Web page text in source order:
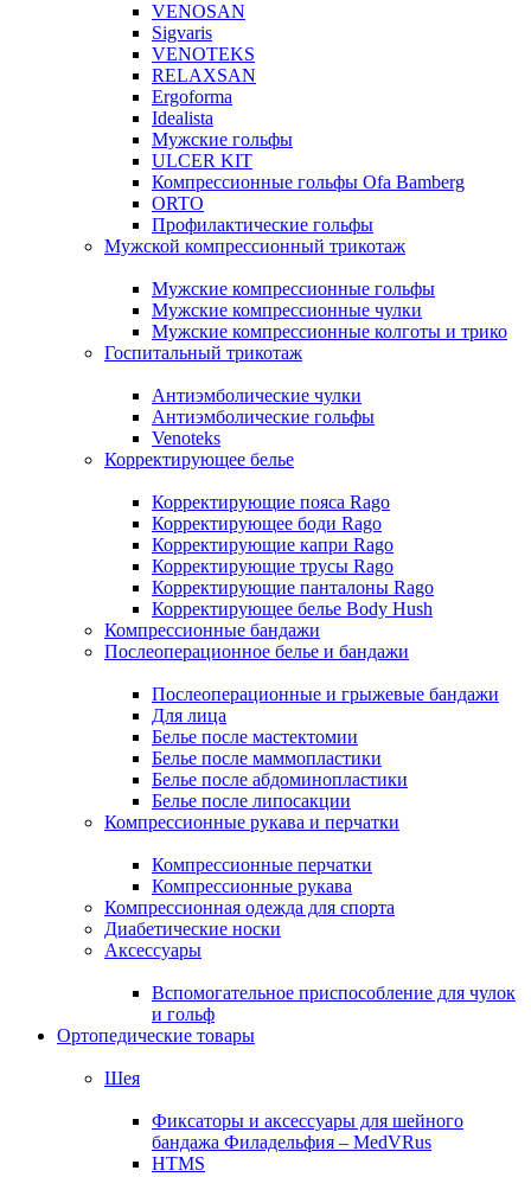
VENOSAN
Sigvaris
VENOTEKS
RELAXSAN
Ergoforma
Idealista
Мужские гольфы
ULCER KIT
Компрессионные гольфы Ofa Bamberg
ORTO
Профилактические гольфы
Мужской компрессионный трикотаж
Мужские компрессионные гольфы
Мужские компрессионные чулки
Мужские компрессионные колготы и трико
Госпитальный трикотаж
Антиэмболические чулки
Антиэмболические гольфы
Venoteks
Корректирующее белье
Корректирующие пояса Rago
Корректирующее боди Rago
Корректирующие капри Rago
Корректирующие трусы Rago
Корректирующие панталоны Rago
Корректирующее белье Body Hush
Компрессионные бандажи
Послеоперационное белье и бандажи
Послеоперационные и грыжевые бандажи
Для лица
Белье после мастектомии
Белье после маммопластики
Белье после абдоминопластики
Белье после липосакции
Компрессионные рукава и перчатки
Компрессионные перчатки
Компрессионные рукава
Компрессионная одежда для спорта
Диабетические носки
Аксессуары
Вспомогательное приспособление для чулок
и гольф
Ортопедические товары
Шея
Фиксаторы и аксессуары для шейного
бандажа Филадельфия – MedVRus
HTMS